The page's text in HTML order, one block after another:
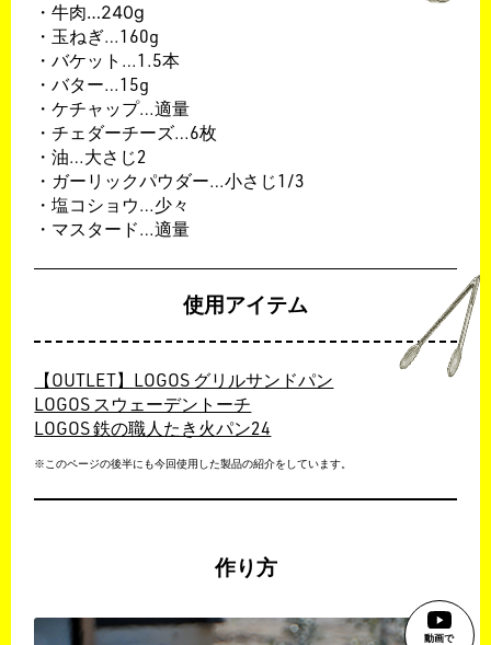
・牛肉…240g
・玉ねぎ…160g
・バケット…1.5本
・バター…15g
・ケチャップ…適量
・チェダーチーズ…6枚
・油…大さじ2
・ガーリックパウダー…小さじ1/3
・塩コショウ…少々
・マスタード…適量
使用アイテム
【OUTLET】LOGOS グリルサンドパン
LOGOS スウェーデントーチ
LOGOS 鉄の職人たき火パン24
※このページの後半にも今回使用した製品の紹介をしています。
作り方
動画で